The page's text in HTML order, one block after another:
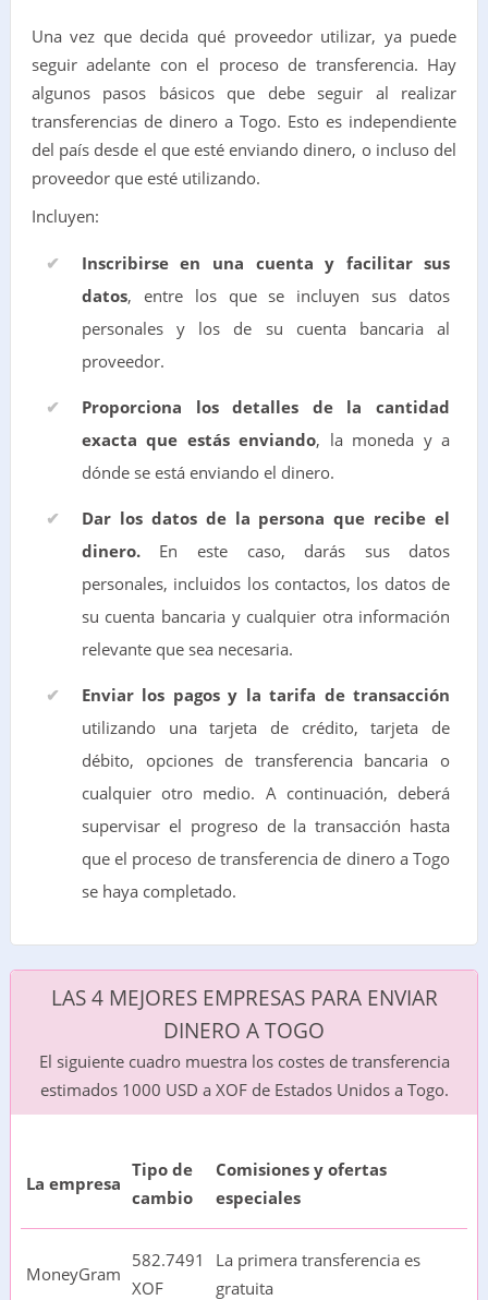
Una vez que decida qué proveedor utilizar, ya puede
seguir adelante con el proceso de transferencia. Hay
algunos pasos básicos que debe seguir al realizar
transferencias de dinero a Togo. Esto es independiente
del país desde el que esté enviando dinero, o incluso del
proveedor que esté utilizando.
Incluyen:
Inscribirse en una cuenta y facilitar sus
datos, entre los que se incluyen sus datos
personales y los de su cuenta bancaria al
proveedor.
Proporciona los detalles de la cantidad
exacta que estás enviando, la moneda y a
dónde se está enviando el dinero.
Dar los datos de la persona que recibe el
dinero.En este caso, darás sus datos
personales, incluidos los contactos, los datos de
su cuenta bancaria y cualquier otra información
relevante que sea necesaria.
Enviar los pagos y la tarifa de transacción
utilizando una tarjeta de crédito, tarjeta de
débito, opciones de transferencia bancaria o
cualquier otro medio. A continuación, deberá
supervisar el progreso de la transacción hasta
que el proceso de transferencia de dinero a Togo
se haya completado.
LAS 4 MEJORES EMPRESAS PARA ENVIAR
DINERO A TOGO
El siguiente cuadro muestra los costes de transferencia
estimados 1000 USD a XOF de Estados Unidos a Togo.
La empresa
Tipo de
cambio
Comisiones y ofertas
especiales
MoneyGram
582.7491
XOF
La primera transferencia es
gratuita